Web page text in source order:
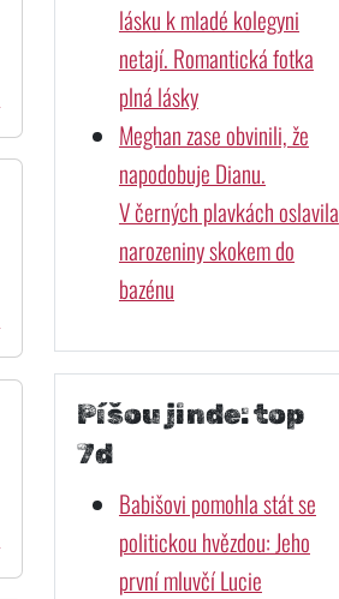
lásku k mladé kolegyni
netají. Romantická fotka
plná lásky
Meghan zase obvinili, že
napodobuje Dianu.
V černých plavkách oslavila
narozeniny skokem do
bazénu
Píšou jinde: top
7d
Babišovi pomohla stát se
politickou hvězdou: Jeho
první mluvčí Lucie